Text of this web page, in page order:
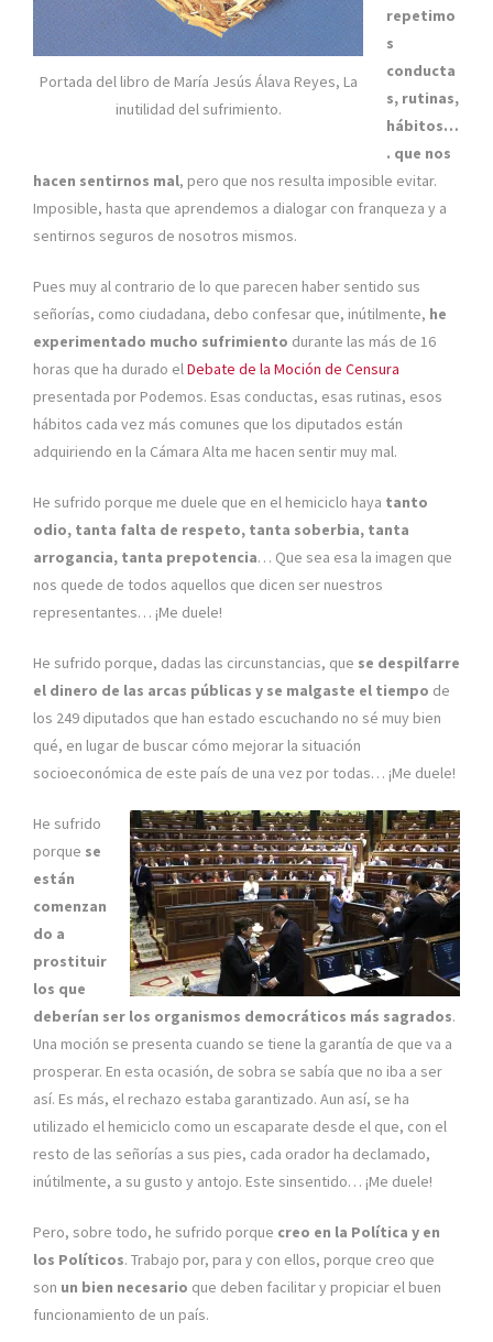
Portada del libro de María Jesús Álava Reyes, La
inutilidad del sufrimiento.
repetimo
s
conducta
s, rutinas,
hábitos…
. que nos
hacen sentirnos mal, pero que nos resulta imposible evitar.
Imposible, hasta que aprendemos a dialogar con franqueza y a
sentirnos seguros de nosotros mismos.
Pues muy al contrario de lo que parecen haber sentido sus
señorías, como ciudadana, debo confesar que, inútilmente, he
experimentado mucho sufrimiento durante las más de 16
horas que ha durado elDebate de la Moción de Censura
presentada por Podemos. Esas conductas, esas rutinas, esos
hábitos cada vez más comunes que los diputados están
adquiriendo en la Cámara Alta me hacen sentir muy mal.
He sufrido porque me duele que en el hemiciclo haya tanto
odio, tanta falta de respeto, tanta soberbia, tanta
arrogancia, tanta prepotencia… Que sea esa la imagen que
nos quede de todos aquellos que dicen ser nuestros
representantes… ¡Me duele!
He sufrido porque, dadas las circunstancias, que se despilfarre
el dinero de las arcas públicas y se malgaste el tiempo de
los 249 diputados que han estado escuchando no sé muy bien
qué, en lugar de buscar cómo mejorar la situación
socioeconómica de este país de una vez por todas… ¡Me duele!
He sufrido
porque se
están
comenzan
do a
prostituir
los que
deberían ser los organismos democráticos más sagrados.
Una moción se presenta cuando se tiene la garantía de que va a
prosperar. En esta ocasión, de sobra se sabía que no iba a ser
así. Es más, el rechazo estaba garantizado. Aun así, se ha
utilizado el hemiciclo como un escaparate desde el que, con el
resto de las señorías a sus pies, cada orador ha declamado,
inútilmente, a su gusto y antojo. Este sinsentido… ¡Me duele!
Pero, sobre todo, he sufrido porque creo en la Política y en
los Políticos. Trabajo por, para y con ellos, porque creo que
son un bien necesario que deben facilitar y propiciar el buen
funcionamiento de un país.